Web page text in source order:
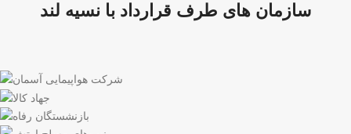
سازمان های طرف قرارداد با نسیه لند